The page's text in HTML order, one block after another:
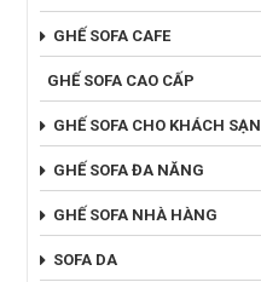
GHẾ SOFA CAFE
GHẾ SOFA CAO CẤP
GHẾ SOFA CHO KHÁCH SẠN
GHẾ SOFA ĐA NĂNG
GHẾ SOFA NHÀ HÀNG
SOFA DA